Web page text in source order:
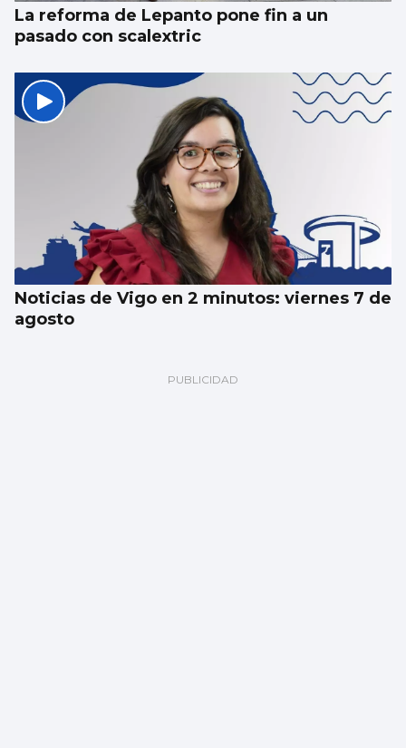
La reforma de Lepanto pone fin a un
pasado con scalextric
Noticias de Vigo en 2 minutos: viernes 7 de
agosto